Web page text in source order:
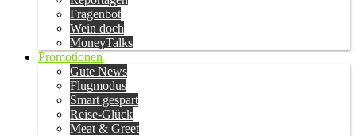
Fragenbot
Wein doch
MoneyTalks
Promotionen
Gute News
Flugmodus
Smart gespart
Reise-Glück
Meat & Greet